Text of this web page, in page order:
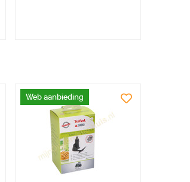
Web aanbieding